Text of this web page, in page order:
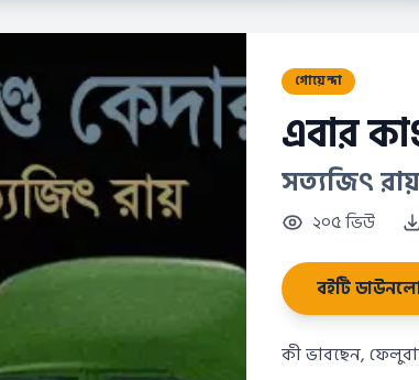
গোয়েন্দা
এবার
সত্যজিৎ রায়
২০৫ ভিউ
বইটি
কী ভাবছেন,